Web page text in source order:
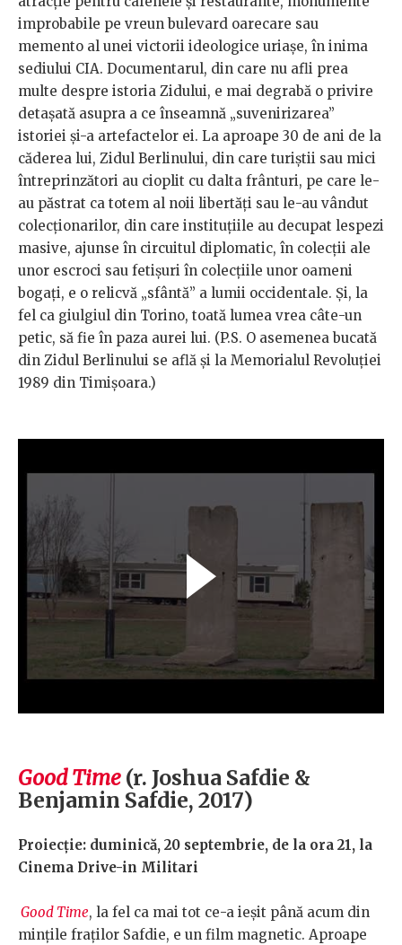
improbabile pe vreun bulevard oarecare sau
memento al unei victorii ideologice uriașe, în inima
sediului CIA. Documentarul, din care nu afli prea
multe despre istoria Zidului, e mai degrabă o privire
detașată asupra a ce înseamnă „suvenirizarea”
istoriei și-a artefactelor ei. La aproape 30 de ani de la
căderea lui, Zidul Berlinului, din care turiștii sau mici
întreprinzători au cioplit cu dalta frânturi, pe care le-
au păstrat ca totem al noii libertăți sau le-au vândut
colecționarilor, din care instituțiile au decupat lespezi
masive, ajunse în circuitul diplomatic, în colecții ale
unor escroci sau fetișuri în colecțiile unor oameni
bogați, e o relicvă „sfântă” a lumii occidentale. Și, la
fel ca giulgiul din Torino, toată lumea vrea câte-un
petic, să fie în paza aurei lui. (P.S. O asemenea bucată
din Zidul Berlinului se află și la Memorialul Revoluției
1989 din Timișoara.)
Good Time (r. Joshua Safdie &
Benjamin Safdie, 2017)
Proiecție: duminică, 20 septembrie, de la ora 21, la
Cinema Drive-in Militari
Good Time, la fel ca mai tot ce-a ieșit până acum din
mințile fraților Safdie, e un film magnetic. Aproape